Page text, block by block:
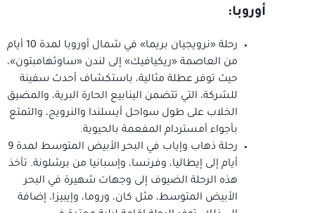
أوروبا:
رحلة «نرويجيان بريما» في شمال أوروبا لمدة 10 أيام
من العاصمة «ريكيافيك» إلى لندن «ساوثهامبتون»،
حيث توفر عطلة مثالية، باستكشاف أحدث سفينة
للشركة، التي تتضمن الينابيع الحارة البرية، والمضيق
الخلاب على طول سواحل أيسلندا والنرويج، والتمتع
بأجواء أمستردام المفعمة بالحيوية.
رحلة ذهاب وإياب في البحر الأبيض المتوسط لمدة 9
أيام إلى إيطاليا، وفرنسا، وإسبانيا من برشلونة. تأخذ
هذه الرحلة الضيوف إلى وجهات شهيرة في البحر
الأبيض المتوسط، مثل كان، وروما، وإيبيزا، إضافة